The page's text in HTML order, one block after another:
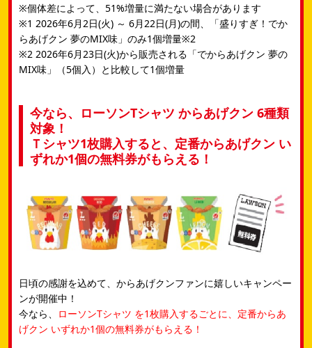
※個体差によって、51%増量に満たない場合があります
※1 2026年6月2日(火) ～ 6月22日(月)の間、「盛りすぎ！でか
らあげクン 夢のMIX味」のみ1個増量※2
※2 2026年6月23日(火)から販売される「でからあげクン 夢の
MIX味」（5個入）と比較して1個増量
今なら、ローソンTシャツ からあげクン 6種類
対象！
Ｔシャツ1枚購入すると、定番からあげクン い
ずれか1個の無料券がもらえる！
日頃の感謝を込めて、からあげクンファンに嬉しいキャンペー
ンが開催中！
今なら、
ローソンTシャツ を1枚購入するごとに、定番からあ
げクン いずれか1個の無料券がもらえる！